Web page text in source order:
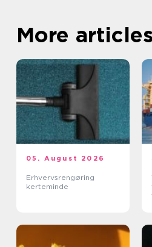
More
05. August 2026
Erhvervsrengøring
kerteminde